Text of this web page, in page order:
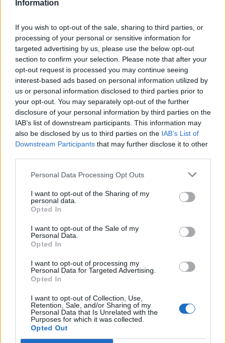
Information
If you wish to opt-out of the sale, sharing to third parties, or
processing of your personal or sensitive information for
targeted advertising by us, please use the below opt-out
section to confirm your selection. Please note that after your
opt-out request is processed you may continue seeing
interest-based ads based on personal information utilized by
us or personal information disclosed to third parties prior to
your opt-out. You may separately opt-out of the further
disclosure of your personal information by third parties on the
IAB’s list of downstream participants. This information may
also be disclosed by us to third parties on the IAB’s List of
Downstream Participants that may further disclose it to other
Personal Data Processing Opt Outs
I want to opt-out of the Sharing of my
personal data.
Opted In
I want to opt-out of the Sale of my
Personal Data.
Opted In
I want to opt-out of processing my
Personal Data for Targeted Advertising.
Opted In
I want to opt-out of Collection, Use,
Retention, Sale, and/or Sharing of my
Personal Data that Is Unrelated with the
Purposes for which it was collected.
Opted Out
Αίγιο: Νεκρός 52χρονος οδηγός λεωφορείου –
Φέρεται να υπέστη καρδιακό επεισόδιο στο
τιμόνι
07/08/2026 12:47
Λακωνία: Φορτηγό πέφτει στον γκρεμό -
Νεκρός ο οδηγός, τραυματίας ο συνοδηγός
07/08/2026 08:05